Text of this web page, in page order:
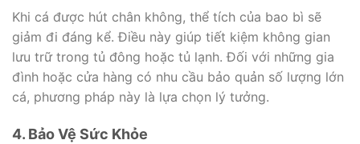
Khi cá được hút chân không, thể tích của bao bì sẽ
giảm đi đáng kể. Điều này giúp tiết kiệm không gian
lưu trữ trong tủ đông hoặc tủ lạnh. Đối với những gia
đình hoặc cửa hàng có nhu cầu bảo quản số lượng lớn
cá, phương pháp này là lựa chọn lý tưởng.
4. Bảo Vệ Sức Khỏe